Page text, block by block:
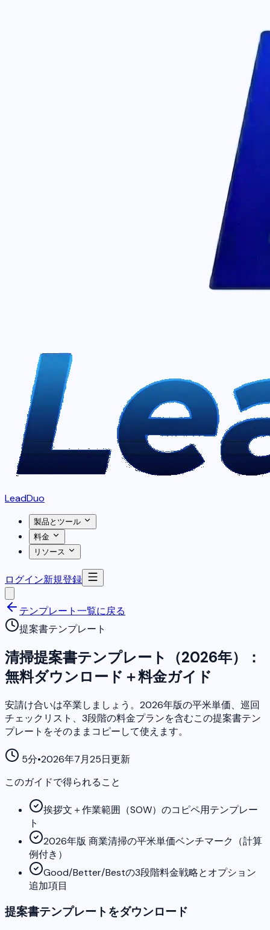
LeadDuo
製品とツール
料金
リソース
ログイン新規登録
テンプレート一覧に戻る
提案書テンプレート
清掃提案書テンプレート（2026年）：
無料ダウンロード＋料金ガイド
安請け合いは卒業しましょう。2026年版の平米単価、巡回
チェックリスト、3段階の料金プランを含むこの提案書テン
プレートをそのままコピーして使えます。
5分•2026年7月25日更新
このガイドで得られること
挨拶文＋作業範囲（SOW）のコピペ用テンプレー
ト
2026年版 商業清掃の平米単価ベンチマーク（計算
例付き）
Good/Better/Bestの3段階料金戦略とオプション
追加項目
提案書テンプレートをダウンロード